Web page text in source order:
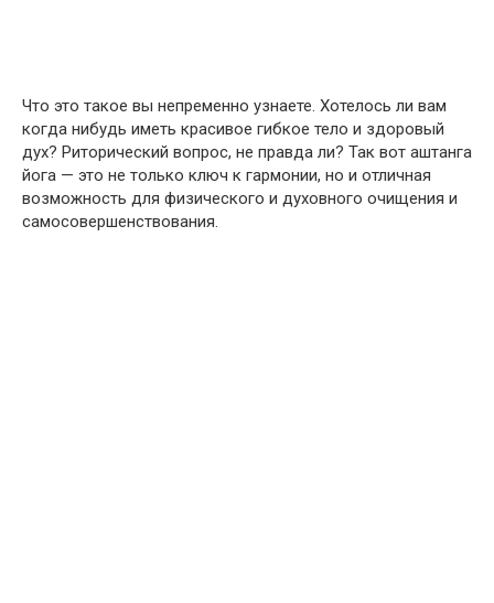
Что это такое вы непременно узнаете. Хотелось ли вам
когда нибудь иметь красивое гибкое тело и здоровый
дух? Риторический вопрос, не правда ли? Так вот аштанга
йога — это не только ключ к гармонии, но и отличная
возможность для физического и духовного очищения и
самосовершенствования.